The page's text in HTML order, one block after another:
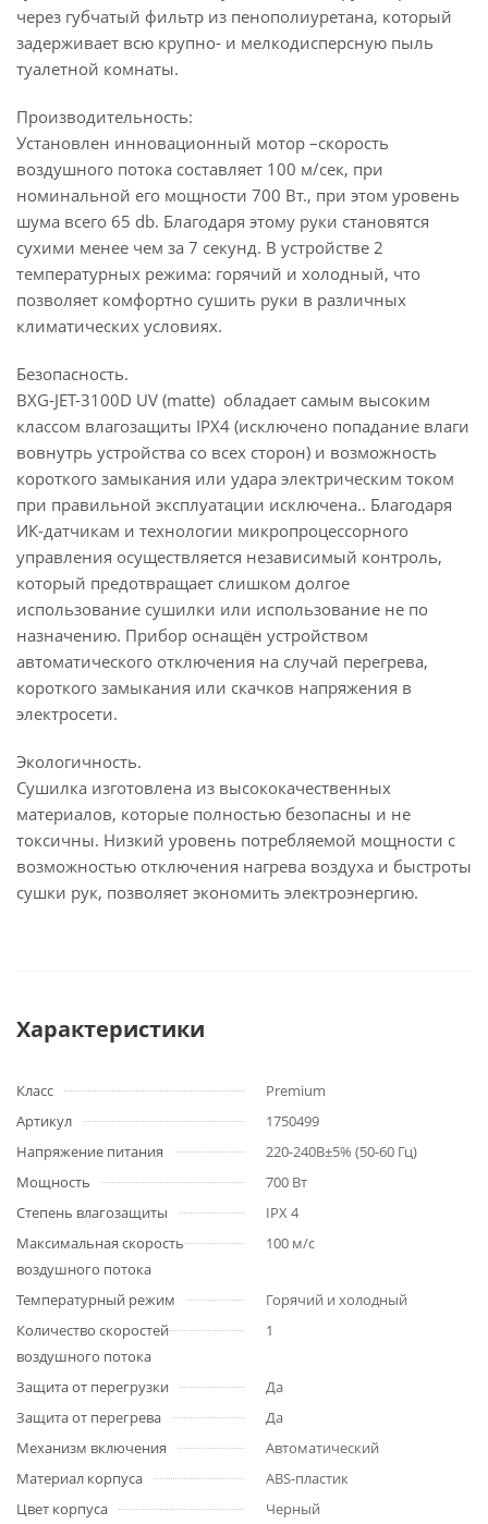
через губчатый фильтр из пенополиуретана, который
задерживает всю крупно- и мелкодисперсную пыль
туалетной комнаты.
Установлен инновационный мотор –скорость
воздушного потока составляет 100 м/сек, при
номинальной его мощности 700 Вт., при этом уровень
шума всего 65 db. Благодаря этому руки становятся
сухими менее чем за 7 секунд. В устройстве 2
температурных режима: горячий и холодный, что
позволяет комфортно сушить руки в различных
климатических условиях.
Безопасность.
BXG-JET-3100D UV (matte) обладает самым высоким
классом влагозащиты IPX4 (исключено попадание влаги
вовнутрь устройства со всех сторон) и возможность
короткого замыкания или удара электрическим током
при правильной эксплуатации исключена.. Благодаря
ИК-датчикам и технологии микропроцессорного
управления осуществляется независимый контроль,
который предотвращает слишком долгое
использование сушилки или использование не по
назначению. Прибор оснащён устройством
автоматического отключения на случай перегрева,
короткого замыкания или скачков напряжения в
электросети.
Экологичность.
Сушилка изготовлена из высококачественных
материалов, которые полностью безопасны и не
токсичны. Низкий уровень потребляемой мощности с
возможностью отключения нагрева воздуха и быстроты
сушки рук, позволяет экономить электроэнергию.
Характеристики
Класс
Premium
Артикул
1750499
Напряжение питания
220-240В±5% (50-60 Гц)
Мощность
700 Вт
Степень влагозащиты
IPX 4
Максимальная скорость
воздушного потока
100 м/с
Температурный режим
Горячий и холодный
Количество скоростей
воздушного потока
1
Защита от перегрузки
Да
Защита от перегрева
Да
Механизм включения
Автоматический
Материал корпуса
ABS-пластик
Цвет корпуса
Черный